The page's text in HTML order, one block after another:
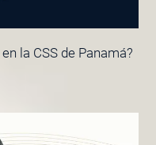
la CSS de Panamá?